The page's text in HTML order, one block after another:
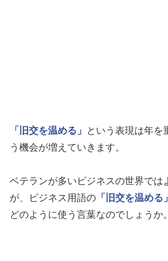
「旧交を温める」
という表現は年を
う機会が増えていきます。
ベテランが多いビジネスの世界では
が、ビジネス用語の 「旧交を温める」
どのように使う言葉なのでしょうか。